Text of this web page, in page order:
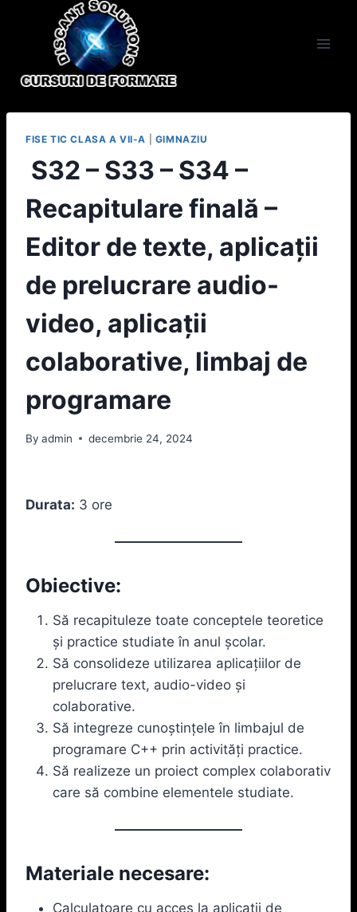
FISE TIC CLASA A VII-A GIMNAZIU
S32 – S33 – S34 –
Recapitulare finală –
Editor de texte, aplicații
de prelucrare audio-
video, aplicații
colaborative, limbaj de
programare
By admin decembrie 24, 2024
Durata: 3 ore
Obiective:
Să recapituleze toate conceptele teoretice
și practice studiate în anul școlar.
Să consolideze utilizarea aplicațiilor de
prelucrare text, audio-video și
colaborative.
Să integreze cunoștințele în limbajul de
programare C++ prin activități practice.
Să realizeze un proiect complex colaborativ
care să combine elementele studiate.
Materiale necesare:
Calculatoare cu acces la aplicații de